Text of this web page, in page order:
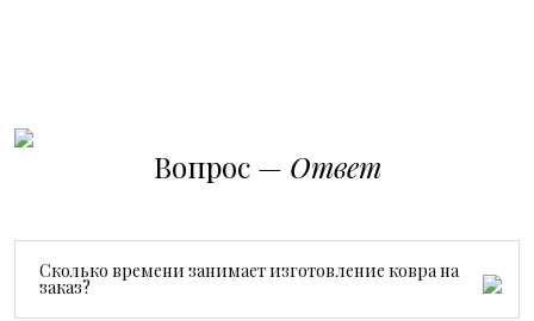
Вопрос — Ответ
Сколько времени занимает изготовление ковра на
заказ?